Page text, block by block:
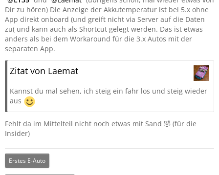
Dir zu hören) Die Anzeige der Akkutemperatur ist bei 5.x ohne
App direkt onboard (und greift nicht via Server auf die Daten
zu( und kann auch als Shortcut gelegt werden. Das ist etwas
anders als bei dem Workaround für die 3.x Autos mit der
separaten App.
Zitat von Laemat
Kannst du mal sehen, ich steig ein fahr los und steig wieder
aus
Fehlt da im Mittelteil nicht noch etwas mit Sand 🤣 (für die
Insider)
Erstes E-Auto